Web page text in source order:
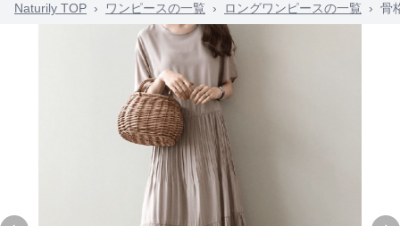
Naturily TOP › ワンピースの一覧 › ロングワンピースの一覧 › 骨